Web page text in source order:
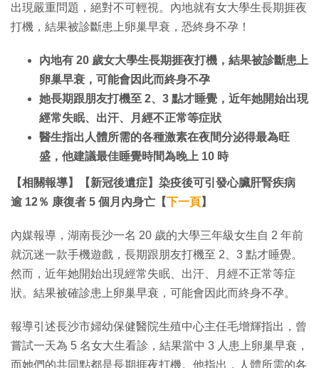
出現嚴重問題，絕對不可輕視。內地就有女大學生長期捱夜
打機，結果被診斷患上卵巢早衰，恐終身不孕！
內地有 20 歲女大學生長期捱夜打機，結果被診斷患上
卵巢早衰，可能會因此而終身不孕
她長期跟朋友打機至 2、3 點才睡覺，近年她開始出現
經常失眠、出汗、月經不正常等症狀
醫生指出人體所需的各種激素在夜間分泌得最為旺
盛，他建議最佳睡覺時間為晚上 10 時
【相關報導】【新冠後遺症】染疫後可引發心臟肝腎疾病
逾 12％ 康復者 5 個月內身亡【下一頁】
內媒報導，湖南長沙一名 20 歲的大學三年級女生自 2 年前
就沉迷一款手機遊戲，長期跟朋友打機至 2、3 點才睡覺。
然而，近年她開始出現經常失眠、出汗、月經不正常等症
狀。結果被確診患上卵巢早衰，可能會因此而終身不孕。
報導引述長沙市婦幼保健醫院生殖中心主任毛增輝指出，曾
嘗試一天為 5 名女大生看診，結果當中 3 人患上卵巢早衰，
而她們的共同點都是長期捱夜打機。他指出，人體所需的各